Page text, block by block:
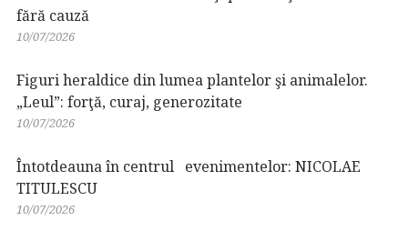
fără cauză
10/07/2026
Figuri heraldice din lumea plantelor şi animalelor.
„Leul”: forţă, curaj, generozitate
10/07/2026
Întotdeauna în centrul evenimentelor: NICOLAE
TITULESCU
10/07/2026